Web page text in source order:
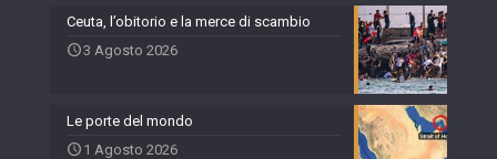
Ceuta, l’obitorio e la merce di scambio
3 Agosto 2026
Le porte del mondo
1 Agosto 2026